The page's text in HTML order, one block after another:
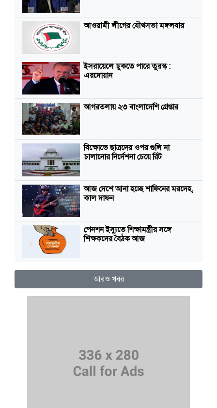
আওয়ামী লীগের যৌথসভা মঙ্গলবার
ইসরায়েলে ঢুকতে পারে তুরস্ক :
এরদোয়ান
আগরতলায় ২৩ বাংলাদেশি গ্রেপ্তার
বিক্ষোভে ছাত্রদের ওপর গুলি না
চালানোর নির্দেশনা চেয়ে রিট
আজ দেশে আনা হচ্ছে শাফিনের মরদেহ,
কাল দাফন
পেনশন ইস্যুতে শিক্ষামন্ত্রীর সঙ্গে
শিক্ষকদের বৈঠক আজ
আরও খবর